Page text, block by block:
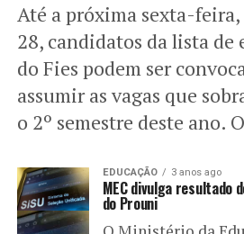
Até a próxima sexta-
28, candidatos da lista de
do Fies podem ser
assumir as vagas que
o 2º semestre deste ano.
EDUCAÇÃO 3 anos ago
MEC divulga resultado
do Prouni